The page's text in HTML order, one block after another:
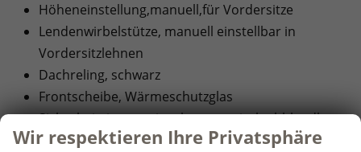
Höheneinstellung,manuell,für Vordersitze
Lendenwirbelstütze, manuell einstellbar in
Vordersitzlehnen
Dachreling, schwarz
Frontscheibe, Wärmeschutzglas
Sicherheitsinnenspiegel automatisch abblendbar
Fensterheber mit Komfortschaltung und
Wir respektieren Ihre Privatsphäre